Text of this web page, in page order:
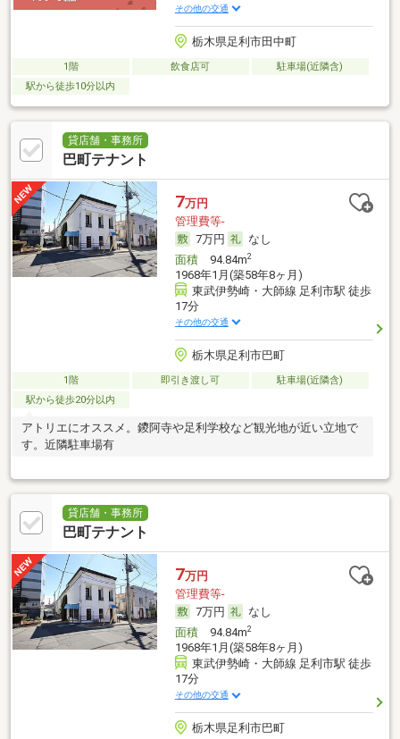
その他の交通
栃木県足利市田中町
1階 飲食店可
駐車場(近隣含)
駅から徒歩10分以内
貸店舗・事務所
巴町テナント
7万円
管理費等-
7万円
なし
面積94.84m2
1968年1月(築58年8ヶ月)
東武伊勢崎・大師線 足利市駅 徒歩
17分
その他の交通
栃木県足利市巴町
1階 即引き渡し可
駐車場(近隣含)
駅から徒歩20分以内
アトリエにオススメ。鑁阿寺や足利学校など観光地が近い立地で
す。近隣駐車場有
貸店舗・事務所
巴町テナント
7万円
管理費等-
7万円
なし
面積94.84m2
1968年1月(築58年8ヶ月)
東武伊勢崎・大師線 足利市駅 徒歩
17分
その他の交通
栃木県足利市巴町